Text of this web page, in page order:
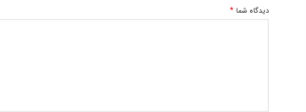
دیدگاه شما *